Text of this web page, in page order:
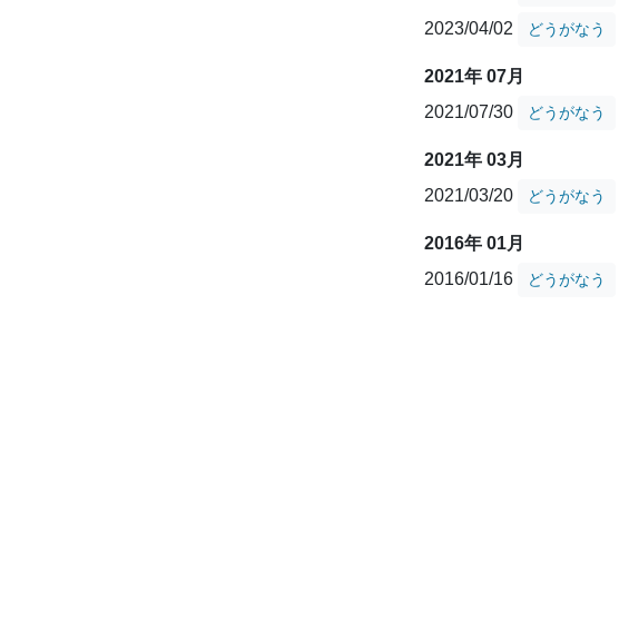
2023/04/02 どうがなう
2021年 07月
2021/07/30
どうがなう
2021年 03月
2021/03/20
どうがなう
2016年 01月
2016/01/16
どうがなう